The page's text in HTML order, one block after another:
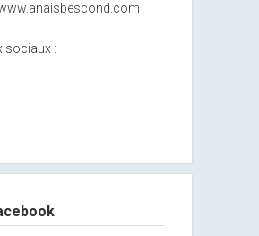
sociaux :